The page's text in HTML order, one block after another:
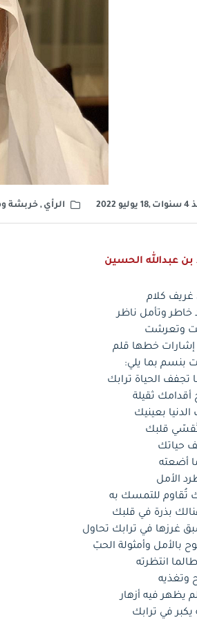
2022 الرأي , خربشة
بن عبدالله الحسين
غريف كلام
خاطر وتأمل ناظر
وتعرشت
إشارات خطها قلم
بنسم بما يلي:
تجفف الحياة ترابك
أقدامك ثقيلة
الدنيا بعينيك
قلبك
حياتك
أضعته
الأمل
تُقاوم للتمسك به
بذرة في قلبك
غرزها في ترابك تحاول
بالأمل وأمثولة الحبّ
انتظرته
وتغذيه
يظهر فيه أزهار
يكبر في ترابك